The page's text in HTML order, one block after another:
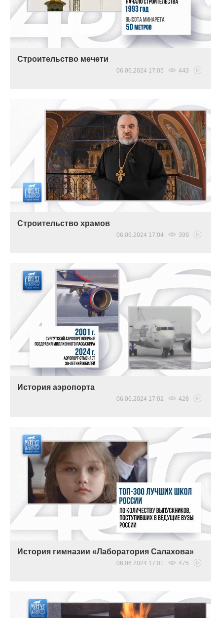
Строительство мечети
06.06.2024 17:05 443
Cтроительство храмов
06.06.2024 17:04 399
История аэропорта
06.06.2024 17:02 428
История гимназии «Лаборатория Салахова»
06.06.2024 17:01 475